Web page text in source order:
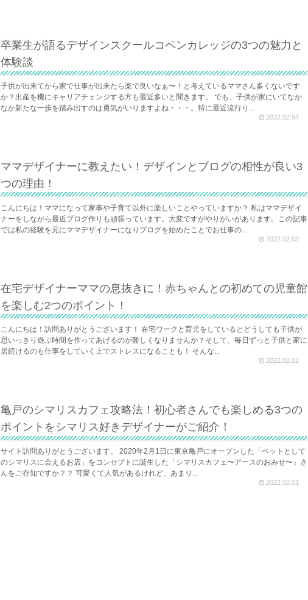
卒業生が語るデザインスクールコペンカレッジの3つの魅力と
体験談
子供が出来てから家で仕事が出来たら楽で良いなぁ〜！と考えているママさん多くないです
か？出産を機にキャリアチェンジする方も最近多いと聞きます。 でも、子供が家にいてなか
なか新たな一歩を踏み出すのは勇気がいりますよね・・・。特に最近流行り...
2022.02.04
ママデザイナーに教えたい！デザインとブログの相性が良い3
つの理由！
こんにちは！ママになって家事や子育て以外に楽しいことやっていますか？ 私はママデザイ
ナーをしながら最近ブログ作りも頑張っています。大変ですがやりがいがあります。この記事
では私の経験を元にママデザイナーになりブログを始めたことでお仕事の...
2022.02.03
在宅デザイナーママの息抜きに！赤ちゃんとの初めての児童館
を楽しむ2つのポイント！
こんにちは！訪問ありがとうございます！ 在宅ワークと育児をしているとどうしても子供が
思いっきり遊ぶ時間を作ってあげるのが難しくなりませんか？そして、毎日ずっと子供と家に
居続けるのも仕事をしていく上でストレスになることも！ そんな...
2022.02.02
亀戸のシマリスカフェ攻略法！初心者さんでも楽しめる3つの
ポイントをシマリス好きデザイナーがご紹介！
サイト訪問ありがとうございます。 2020年2月1日に東京亀戸にオープンした「ペットとして
のシマリスに会えるお店」をコンセプトに誕生した「シマリスカフェ〜アースのおみせ〜」さ
んをご存知ですか？？ 可愛くて人気があるけれど、あまり...
2022.02.01